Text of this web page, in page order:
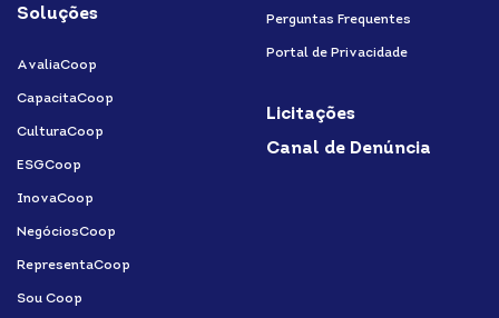
Soluções
AvaliaCoop
CapacitaCoop
CulturaCoop
ESGCoop
InovaCoop
NegóciosCoop
RepresentaCoop
Sou Coop
Perguntas Frequentes
Portal de Privacidade
Licitações
Canal de Denúncia